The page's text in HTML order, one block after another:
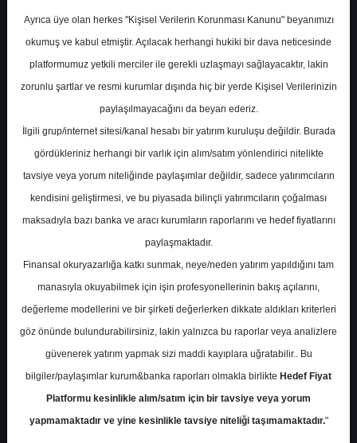
1 3
En Yüksek Tahmin
Ortalama Fiyat Tahmini
Ortalama Getiri Potansiyeli
Kurum Sayısı
20
8 2
Paralel
Get.
1
Üstü
Get.
5
Yok
1
Ayrıca üye olan herkes "Kişisel Verilerin Korunması Kanunu" beyanımızı
okumuş ve kabul etmiştir. Açılacak herhangi hukiki bir dava neticesinde
platformumuz yetkili merciler ile gerekli uzlaşmayı sağlayacaktır, lakin
zorunlu şartlar ve resmi kurumlar dışında hiç bir yerde Kişisel Verilerinizin
paylaşılmayacağını da beyan ederiz.
İlgili grup/internet sitesi/kanal hesabı bir yatırım kuruluşu değildir. Burada
gördükleriniz herhangi bir varlık için alım/satım yönlendirici nitelikte
tavsiye veya yorum niteliğinde paylaşımlar değildir, sadece yatırımcıların
kendisini geliştirmesi, ve bu piyasada bilinçli yatırımcıların çoğalması
maksadıyla bazı banka ve aracı kurumların raporlarını ve hedef fiyatlarını
paylaşmaktadır.
Finansal okuryazarlığa katkı sunmak, neye/neden yatırım yapıldığını tam
manasıyla okuyabilmek için işin profesyonellerinin bakış açılarını,
değerleme modellerini ve bir şirketi değerlerken dikkate aldıkları kriterleri
göz önünde bulundurabilirsiniz, lakin yalnızca bu raporlar veya analizlere
güvenerek yatırım yapmak sizi maddi kayıplara uğratabilir.. Bu
bilgiler/paylaşımlar kurum&banka raporları olmakla birlikte Hedef Fiyat
Platformu kesinlikle alım/satım için bir tavsiye veya yorum
yapmamaktadır ve yine kesinlikle tavsiye niteliği taşımamaktadır."